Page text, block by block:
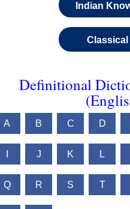
Indian
Definitional
A B C D
J K L
Q R S T